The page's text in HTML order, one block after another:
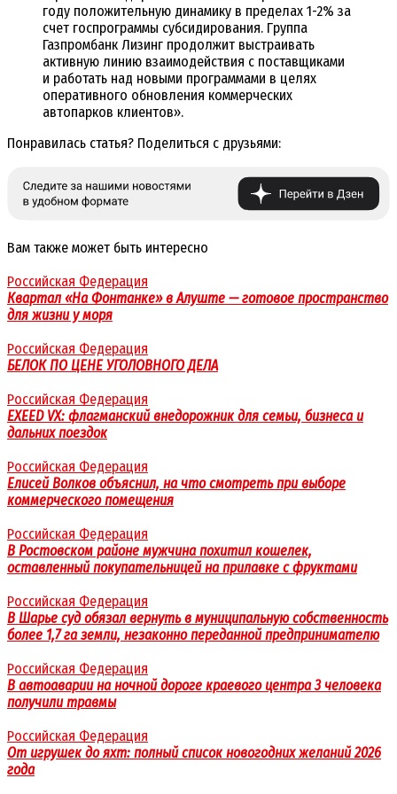
году положительную динамику в пределах 1-2% за
счет госпрограммы субсидирования. Группа
Газпромбанк Лизинг продолжит выстраивать
активную линию взаимодействия с поставщиками
и работать над новыми программами в целях
оперативного обновления коммерческих
автопарков клиентов».
Понравилась статья? Поделиться с друзьями:
Вам также может быть интересно
Российская Федерация
Квартал «На Фонтанке» в Алуште — готовое пространство
для жизни у моря
Российская Федерация
БЕЛОК ПО ЦЕНЕ УГОЛОВНОГО ДЕЛА
Российская Федерация
EXEED VX: флагманский внедорожник для семьи, бизнеса и
дальних поездок
Российская Федерация
Елисей Волков объяснил, на что смотреть при выборе
коммерческого помещения
Российская Федерация
В Ростовском районе мужчина похитил кошелек,
оставленный покупательницей на прилавке с фруктами
Российская Федерация
В Шарье суд обязал вернуть в муниципальную собственность
более 1,7 га земли, незаконно переданной предпринимателю
Российская Федерация
В автоаварии на ночной дороге краевого центра 3 человека
получили травмы
Российская Федерация
От игрушек до яхт: полный список новогодних желаний 2026
года